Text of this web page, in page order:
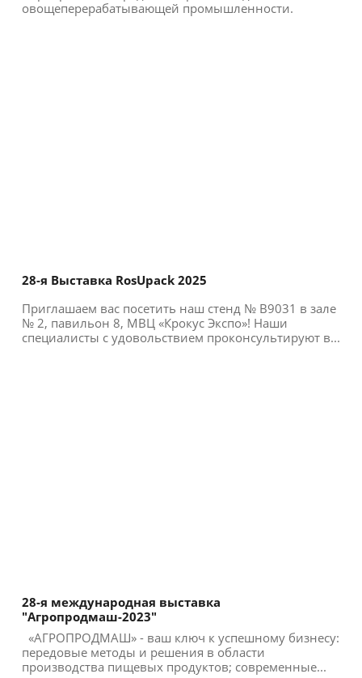
овощеперерабатывающей промышленности.
28-я Выставка RosUpack 2025
Приглашаем вас посетить наш стенд № B9031 в зале
№ 2, павильон 8, МВЦ «Крокус Экспо»! Наши
специалисты с удовольствием проконсультируют в...
28-я международная выставка
"Агропродмаш-2023"
«АГРОПРОДМАШ» - ваш ключ к успешному бизнесу:
передовые методы и решения в области
производства пищевых продуктов; современные...